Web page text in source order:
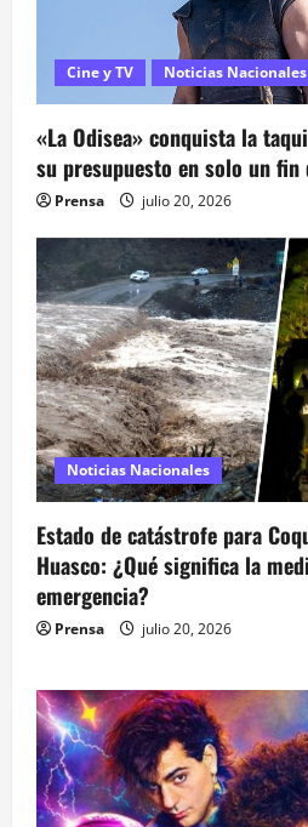
Cine y TV Noticias Nacionales
«La Odisea» conquista la
su presupuesto en solo un fin
Prensa julio 20, 2026
Noticias Nacionales
Estado de catástrofe para
Huasco: ¿Qué significa la
emergencia?
Prensa julio 20, 2026